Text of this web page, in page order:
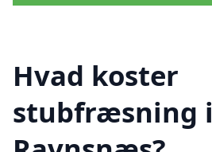
Hvad koster
stubfræsning i